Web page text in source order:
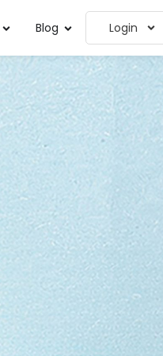
Blog Login